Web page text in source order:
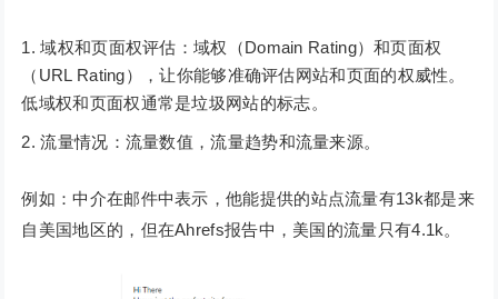
域权和页面权评估：域权（Domain Rating）和页面权
（URL Rating），让你能够准确评估网站和页面的权威性。
低域权和页面权通常是垃圾网站的标志。
流量情况：流量数值，流量趋势和流量来源。
例如：中介在邮件中表示，他能提供的站点流量有13k都是来
自美国地区的，但在Ahrefs报告中，美国的流量只有4.1k。